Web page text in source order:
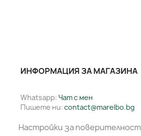
ИНФОРМАЦИЯ ЗА МАГАЗИНА
Whatsapp: Чат с мен
Пишете ни: contact@marelbo.bg
Настройки за поверителност